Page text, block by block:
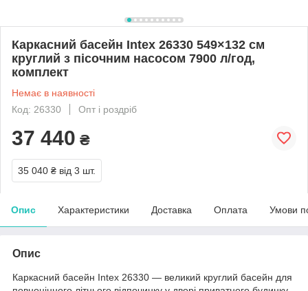
Каркасний басейн Intex 26330 549×132 см
круглий з пісочним насосом 7900 л/год,
комплект
Немає в наявності
Код: 26330
Опт і роздріб
37 440 ₴
35 040 ₴ від 3 шт.
Опис Характеристики Доставка Оплата Умови
Опис
Каркасний басейн Intex 26330 — великий круглий басейн для